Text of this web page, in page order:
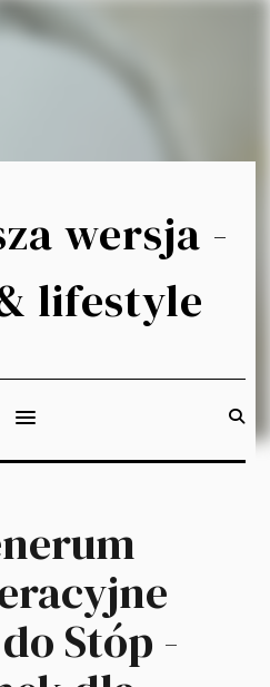
wersja -
lifestyle
Stóp -